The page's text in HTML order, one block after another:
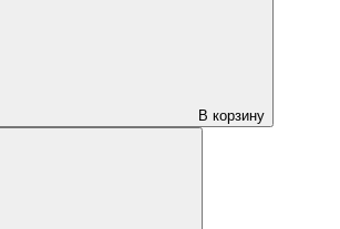
В корзину